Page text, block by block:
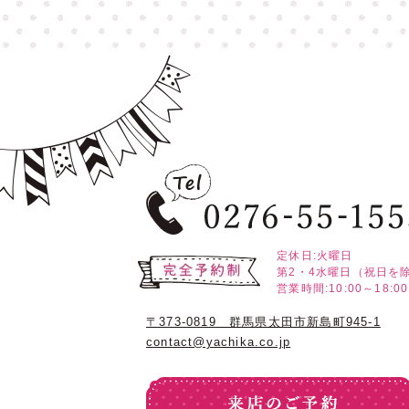
定休日:火曜日
第2・4水曜日（祝日を
営業時間:10:00～18:00
〒373-0819 群馬県太田市新島町945-1
contact@yachika.co.jp